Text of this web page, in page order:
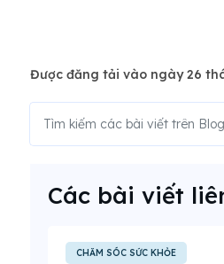
Được đăng tải vào ngày 26
Các bài viết
CHĂM SÓC SỨC KHỎE